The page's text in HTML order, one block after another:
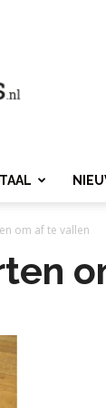
om af te vallen